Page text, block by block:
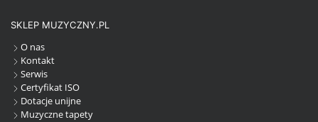
SKLEP MUZYCZNY.PL
O nas
Kontakt
Serwis
Certyfikat ISO
Dotacje unijne
Muzyczne tapety